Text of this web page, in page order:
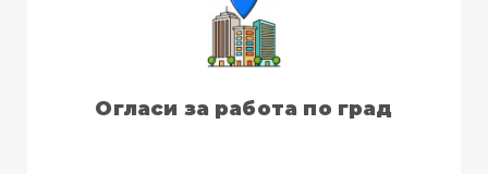
Огласи за работа по град